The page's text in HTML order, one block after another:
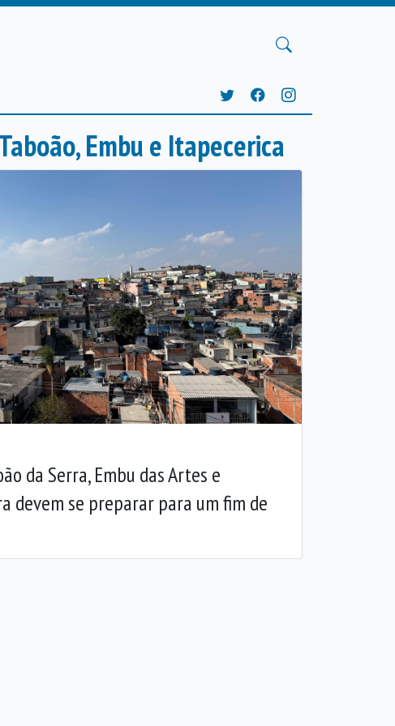
Embu e Itapecerica
da Serra, Embu das Artes e
devem se preparar para um fim de
Próxima